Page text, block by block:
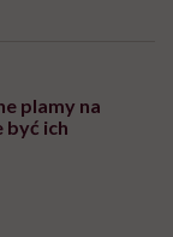
plamy na
być ich